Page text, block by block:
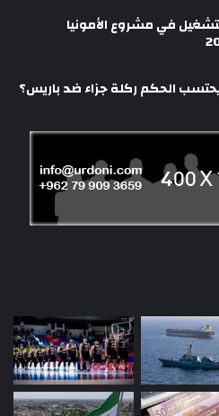
في مشروع الأمونيا
الحكم ركلة جزاء ضد باريس؟